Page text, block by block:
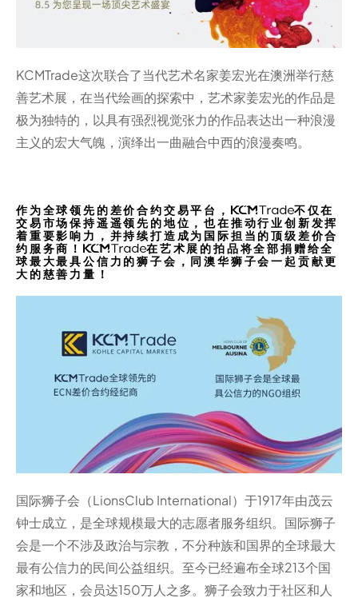
KCMTrade这次联合了当代艺术名家姜宏光在澳洲举行慈
善艺术展，在当代绘画的探索中，艺术家姜宏光的作品是
极为独特的，以具有强烈视觉张力的作品表达出一种浪漫
主义的宏大气魄，演绎出一曲融合中西的浪漫奏鸣。
作为全球领先的差价合约交易平台，
不仅在
交易市场保持遥遥领先的地位，也在推动行业创新发挥
着重要影响力，并持续打造成为国际担当的顶级差价合
约服务商！
在艺术展的拍品将全部捐赠给全
球最大最具公信力的狮子会，同澳华狮子会一起贡献更
大的慈善力量！
国际狮子会（LionsClub International）于1917年由茂云
钟士成立，是全球规模最大的志愿者服务组织。国际狮子
会是一个不涉及政治与宗教，不分种族和国界的全球最大
最有公信力的民间公益组织。至今已经遍布全球213个国
家和地区，会员达150万人之多。狮子会致力于社区和人